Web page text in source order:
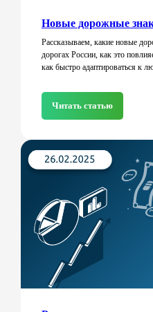
Новые дорожные
Рассказываем, какие новые
дорогах России, как это
как быстро адаптироваться к
Читать статью